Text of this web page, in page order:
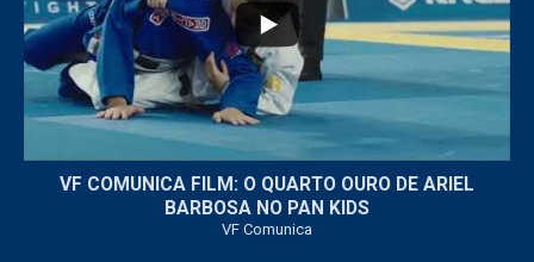
VF COMUNICA FILM: O QUARTO OURO DE ARIEL
BARBOSA NO PAN KIDS
VF Comunica